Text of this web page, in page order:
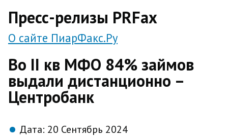
Пресс-релизы PRFax
О сайте ПиарФакс.Ру
Во II кв МФО 84% займов
выдали дистанционно –
Центробанк
Дата: 20 Сентябрь 2024